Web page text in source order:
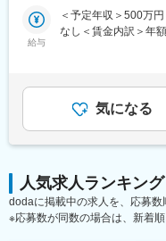
■働き方：
◎完全在宅勤務のた
（自分の業務が終わ
量の大きい働き方が
※現在、関東関西の
・会議や打ち合わせ
います）が発生します
※国内出張の頻度は
ん。）
新薬承認申請に向け
貫して関与し、医薬
性質ならびに製造・
企画の設定
・製造業認定、原薬登
※クライアントは欧米
給与
＜予定年収＞500万
なし＜賃金内訳＞年
安の金額であり、選
(月額)は固定手当を含
気になる
人気求人ランキング
dodaに掲載中の求人を、応募数
※応募数が同数の場合は、新着順